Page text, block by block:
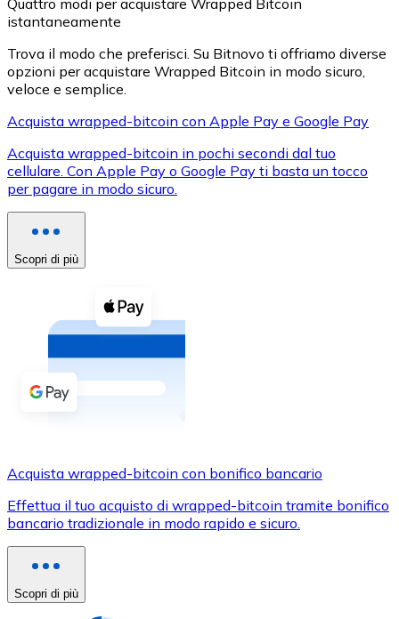
XRP
Acquista criptovalute in contanti e altri mezzi di
Bonifico SEPA
Aggiungi fondi al tuo conto Bitnovo o fai acquisti
Carta di credito / debito
Usa le carte Visa e Mastercard per acquistare
Acquista con carta
Negozio - Carte regalo
Nuovo
istantaneamente
Trova il modo che preferisci. Su Bitnovo ti offriamo diverse
opzioni per acquistare Wrapped Bitcoin in modo sicuro,
veloce e semplice.
Acquista wrapped-bitcoin con Apple Pay e Google Pay
Acquista wrapped-bitcoin in pochi secondi dal tuo
cellulare. Con Apple Pay o Google Pay ti basta un tocco
per pagare in modo sicuro.
Scopri di più
Acquista wrapped-bitcoin con bonifico bancario
Effettua il tuo acquisto di wrapped-bitcoin tramite bonifico
bancario tradizionale in modo rapido e sicuro.
Scopri di più